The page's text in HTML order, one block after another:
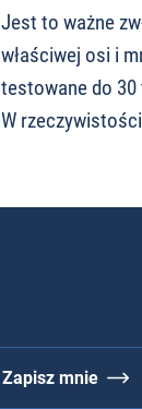
Jest to ważne
właściwej osi i
testowane do
W
Zapisz mnie